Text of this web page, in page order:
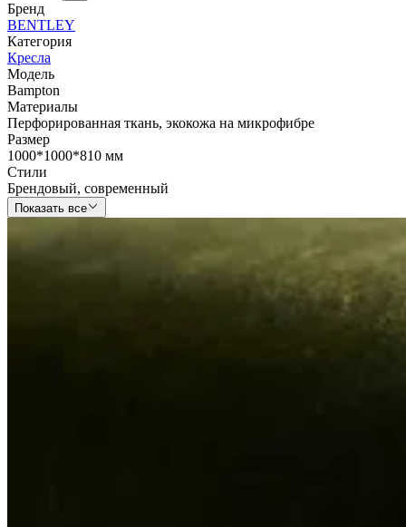
Бренд
BENTLEY
Категория
Кресла
Модель
Bampton
Материалы
Перфорированная ткань, экокожа на микрофибре
Размер
1000*1000*810 мм
Стили
Брендовый, современный
Показать все